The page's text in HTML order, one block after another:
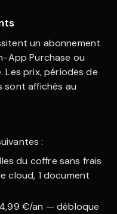
un abonnement
App Purchase ou
Les prix, périodes de
affichés au
:
du coffre sans frais
cloud, 1 document
€/an — débloque